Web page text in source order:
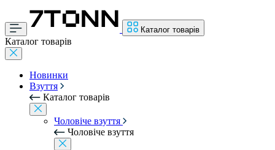
Каталог товарів
Каталог товарів
Новинки
Взуття
Каталог товарів
Чоловіче взуття
Чоловіче взуття